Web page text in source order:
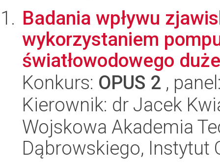
Badania wpływu
wykorzystaniem
światłowodowego
Konkurs: OPUS 2 ,
Kierownik: dr Jacek
Wojskowa Akademia
Dąbrowskiego, Instytut